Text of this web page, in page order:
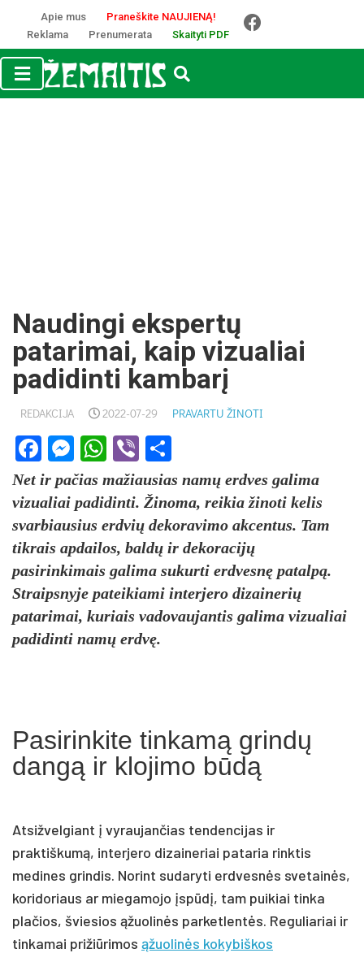
Apie mus
Praneškite NAUJIENĄ!
Reklama
Prenumerata Skaityti PDF
Naudingi ekspertų
patarimai, kaip vizualiai
padidinti kambarį
REDAKCIJA 2022-07-29 PRAVARTU ŽINOTI
Facebook
Messenger
WhatsApp
Viber
Net ir pačias mažiausias namų erdves galima
vizualiai padidinti. Žinoma, reikia žinoti kelis
svarbiausius erdvių dekoravimo akcentus. Tam
tikrais apdailos, baldų ir dekoracijų
pasirinkimais galima sukurti erdvesnę patalpą.
Straipsnyje pateikiami interjero dizainerių
patarimai, kuriais vadovaujantis galima vizualiai
padidinti namų erdvę.
Pasirinkite tinkamą grindų
dangą ir klojimo būdą
Atsižvelgiant į vyraujančias tendencijas ir
praktiškumą, interjero dizaineriai pataria rinktis
medines grindis. Norint sudaryti erdvesnės svetainės,
koridoriaus ar miegamojo įspūdį, tam puikiai tinka
plačios, šviesios ąžuolinės parketlentės. Reguliariai ir
tinkamai prižiūrimos ąžuolinės kokybiškos